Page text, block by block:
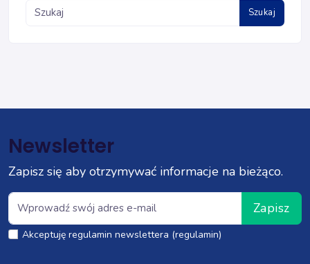
Szukaj
Newsletter
Zapisz się aby otrzymywać informacje na bieżąco.
Zapisz
Akceptuję regulamin newslettera (regulamin)